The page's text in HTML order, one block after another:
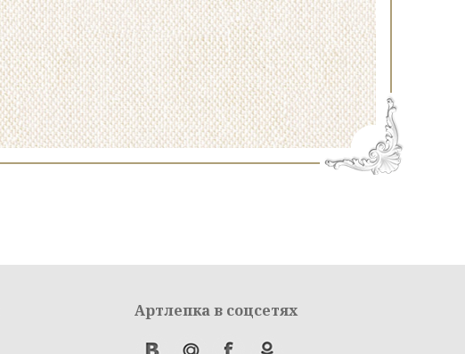
Артлепка в соцсетях